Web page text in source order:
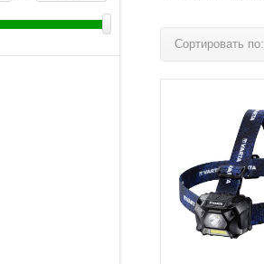
Сортировать по: